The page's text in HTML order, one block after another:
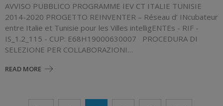
AVVISO PUBBLICO PROGRAMME IEV CT ITALIE TUNISIE
2014-2020 PROGETTO REINVENTER – Réseau d’ INcubateur
entre Italie et Tunisie pour les Villes intelligENTEs - RIF -
IS_1.2_115 - CUP: E68H19000630007 PROCEDURA DI
SELEZIONE PER COLLABORAZIONI…
READ MORE